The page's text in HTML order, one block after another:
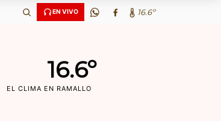
EN VIVO 16.6º
16.6º
EL CLIMA EN RAMALLO